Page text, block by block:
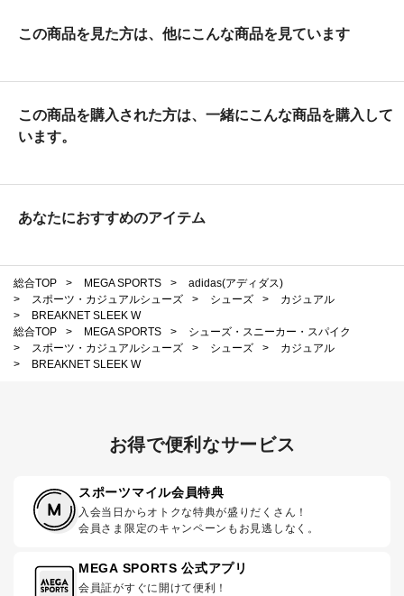
この商品を見た方は、他にこんな商品を見ています
この商品を購入された方は、一緒にこんな商品を購入して
います。
あなたにおすすめのアイテム
総合TOP > MEGA SPORTS >
adidas(アディダス)
>
スポーツ・カジュアルシューズ > シューズ >
カジュアル
>
BREAKNET SLEEK W
総合TOP
> MEGA SPORTS >
シューズ・スニーカー・スパイク
>
スポーツ・カジュアルシューズ > シューズ >
カジュアル
>
BREAKNET SLEEK W
お得で便利なサービス
スポーツマイル会員特典
入会当日からオトクな特典が盛りだくさん！
会員さま限定のキャンペーンもお見逃しなく。
MEGA SPORTS 公式アプリ
会員証がすぐに開けて便利！